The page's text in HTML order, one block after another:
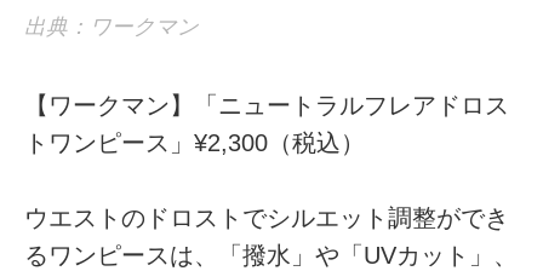
出典：ワークマン
【ワークマン】「ニュートラルフレアドロス
トワンピース」¥2,300（税込）
ウエストのドロストでシルエット調整ができ
るワンピースは、「撥水」や「UVカット」、